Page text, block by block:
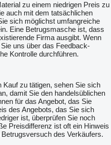
zu einem niedrigen Preis zu
auch mit dem tatsächlichen
sich möglichst umfangreiche
Eine Betrugsmasche ist, dass
Firma ausgibt. Wenn
uns über das Feedback-
Kontrolle durchführen.
zu tätigen, sehen Sie sich
damit Sie den handelsüblichen
für das Angebot, das Sie
des Angebots, das Sie sich
ist, überprüfen Sie noch
Preisdifferenz ist oft ein Hinweis
des Verkäufers.